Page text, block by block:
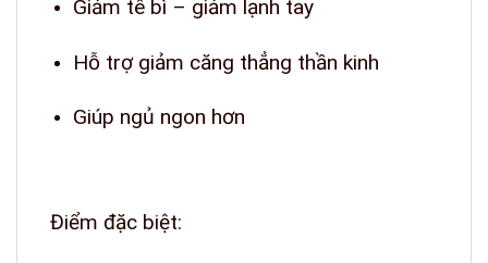
Giảm tê bì – giảm lạnh tay
Hỗ trợ giảm căng thẳng thần kinh
Giúp ngủ ngon hơn
Điểm đặc biệt: